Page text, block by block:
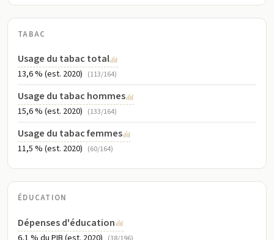
TABAC
Usage du tabac total
13,6 % (est. 2020) (113/164)
Usage du tabac hommes
15,6 % (est. 2020) (133/164)
Usage du tabac femmes
11,5 % (est. 2020) (60/164)
ÉDUCATION
Dépenses d'éducation